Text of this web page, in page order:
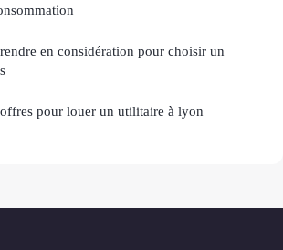
en considération pour choisir un
pour louer un utilitaire à lyon